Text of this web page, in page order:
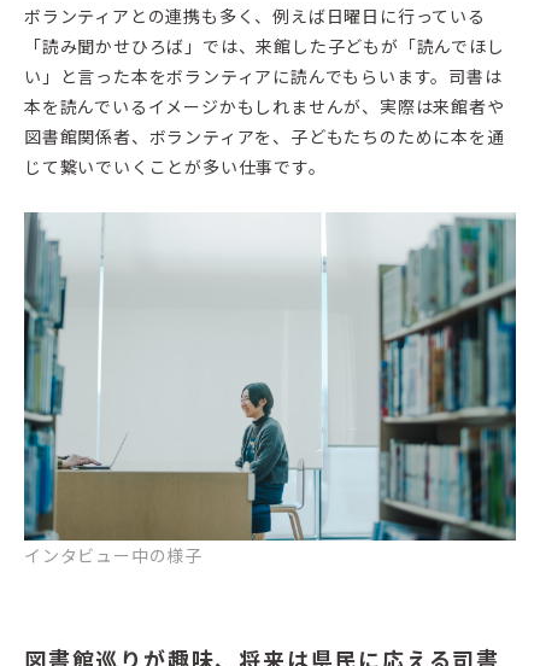
ボランティアとの連携も多く、例えば日曜日に行っている
「読み聞かせひろば」では、来館した子どもが「読んでほし
い」と言った本をボランティアに読んでもらいます。司書は
本を読んでいるイメージかもしれませんが、実際は来館者や
図書館関係者、ボランティアを、子どもたちのために本を通
じて繋いでいくことが多い仕事です。
インタビュー中の様子
図書館巡りが趣味、将来は県民に応える司書